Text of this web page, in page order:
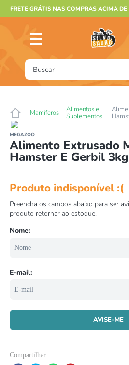
FRETE GRÁTIS NAS COMPRAS ACIMA
Buscar
Mamíferos Alimentos e
Suplementos
MEGAZOO
Alimento Extrusado
Hamster E Gerbil 3kg
Compartilhar
2º
animais
4º
gaiolas
6º
terrario
7º